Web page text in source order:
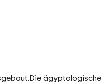
ägyptologische